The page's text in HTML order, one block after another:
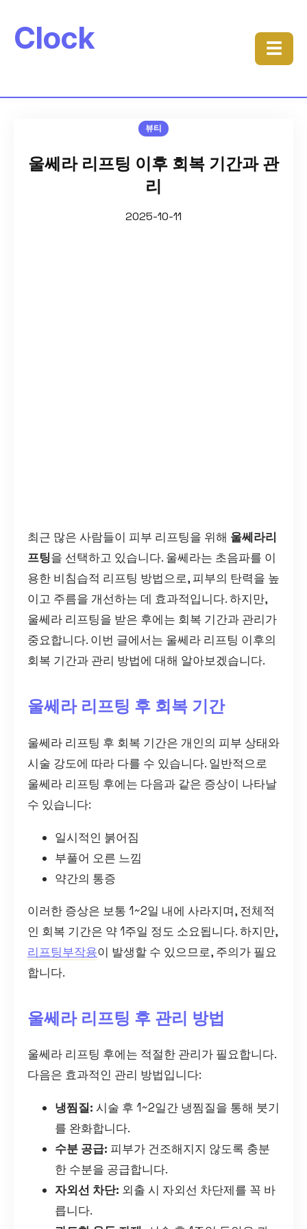
Clock ☰
뷰티
울쎄라 리프팅 이후 회복 기간과 관
리
2025-10-11
최근 많은 사람들이 피부 리프팅을 위해 울쎄라리
프팅을 선택하고 있습니다. 울쎄라는 초음파를 이
용한 비침습적 리프팅 방법으로, 피부의 탄력을 높
이고 주름을 개선하는 데 효과적입니다. 하지만,
울쎄라 리프팅을 받은 후에는 회복 기간과 관리가
중요합니다. 이번 글에서는 울쎄라 리프팅 이후의
회복 기간과 관리 방법에 대해 알아보겠습니다.
울쎄라 리프팅 후 회복 기간
울쎄라 리프팅 후 회복 기간은 개인의 피부 상태와
시술 강도에 따라 다를 수 있습니다. 일반적으로
울쎄라 리프팅 후에는 다음과 같은 증상이 나타날
수 있습니다:
일시적인 붉어짐
부풀어 오른 느낌
약간의 통증
이러한 증상은 보통 1~2일 내에 사라지며, 전체적
인 회복 기간은 약 1주일 정도 소요됩니다. 하지만,
리프팅부작용이 발생할 수 있으므로, 주의가 필요
합니다.
울쎄라 리프팅 후 관리 방법
울쎄라 리프팅 후에는 적절한 관리가 필요합니다.
다음은 효과적인 관리 방법입니다:
냉찜질: 시술 후 1~2일간 냉찜질을 통해 붓기
를 완화합니다.
수분 공급: 피부가 건조해지지 않도록 충분
한 수분을 공급합니다.
자외선 차단: 외출 시 자외선 차단제를 꼭 바
릅니다.